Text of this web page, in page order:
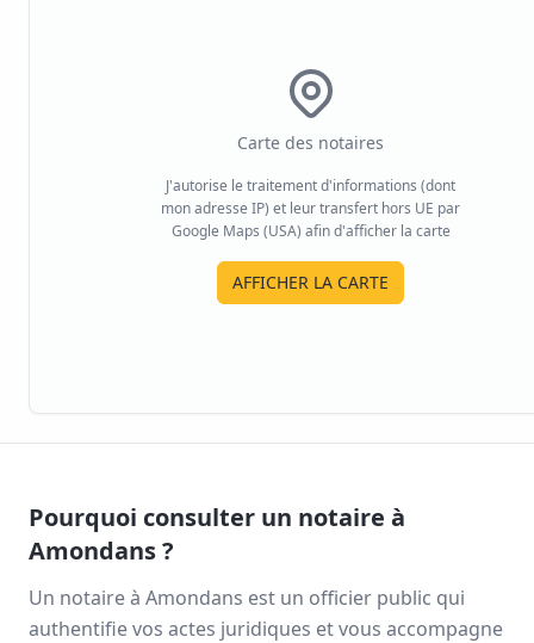
Carte des notaires
J'autorise le traitement d'informations (dont
mon adresse IP) et leur transfert hors UE par
Google Maps (USA) afin d'afficher la carte
AFFICHER LA CARTE
Pourquoi consulter un notaire à
Amondans?
Un notaire à Amondans est un officier public qui
authentifie vos actes juridiques et vous accompagne